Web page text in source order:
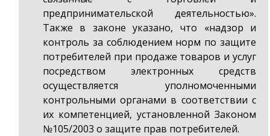
предпринимательской деятельностью».
Также в законе указано, что «надзор и
контроль за соблюдением норм по защите
потребителей при продаже товаров и услуг
посредством электронных средств
осуществляется уполномоченными
контрольными органами в соответствии с
их компетенцией, установленной Законом
№105/2003 о защите прав потребителей.